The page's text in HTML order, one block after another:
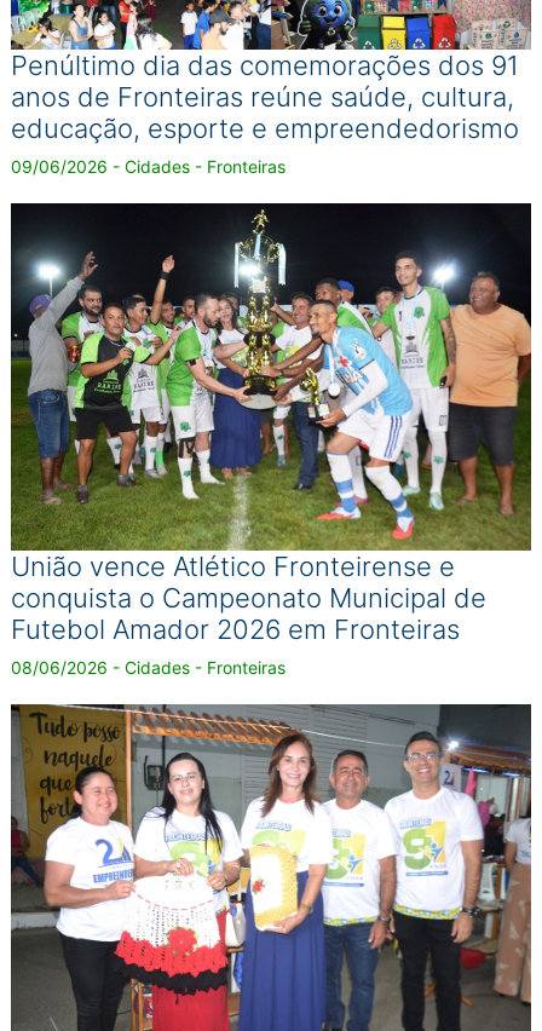
Penúltimo dia das comemorações dos 91
anos de Fronteiras reúne saúde, cultura,
educação, esporte e empreendedorismo
09/06/2026 - Cidades - Fronteiras
União vence Atlético Fronteirense e
conquista o Campeonato Municipal de
Futebol Amador 2026 em Fronteiras
08/06/2026 - Cidades - Fronteiras